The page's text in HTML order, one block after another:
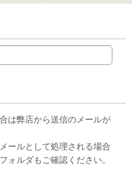
は弊店から送信のメールが
ールとして処理される場合
ォルダもご確認ください。